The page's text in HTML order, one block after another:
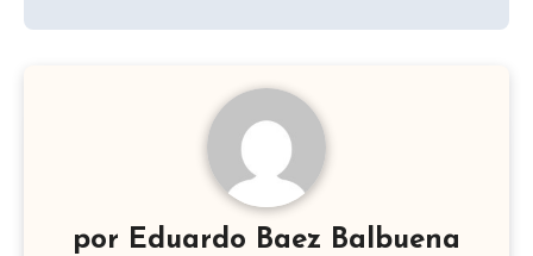
por Eduardo Baez Balbuena